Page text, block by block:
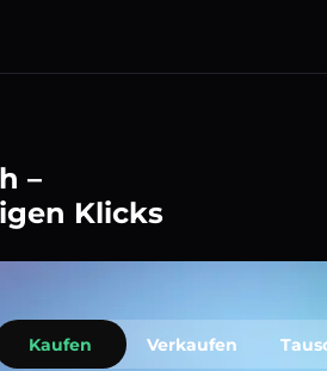
–
Klicks
Kaufen Verkaufen